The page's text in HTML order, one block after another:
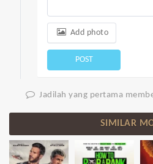
Add photo
POST
Jadilah yang pertama
SIMILAR